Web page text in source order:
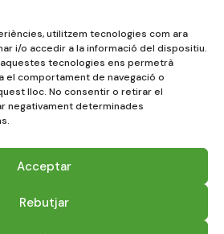
utilitzem tecnologies com ara
i/o accedir a la informació del dispositiu.
tecnologies ens permetrà
el comportament de navegació o
lloc. No consentir o retirar el
negativament determinades
Acceptar
Rebutjar